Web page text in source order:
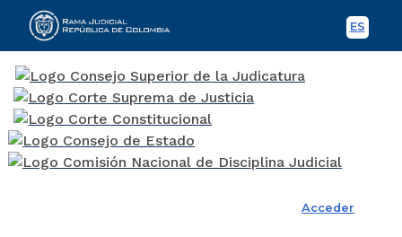
ES
Rama Judicial
Acceder